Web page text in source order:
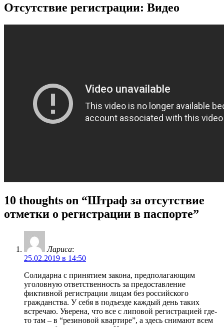
Отсутствие регистрации: Видео
10 thoughts on “Штраф за отсутствие
отметки о регистрации в паспорте”
Лариса:
25.02.2019 в 14:50
Солидарна с принятием закона, предполагающим
уголовную ответственность за предоставление
фиктивной регистрации лицам без российского
гражданства. У себя в подъезде каждый день таких
встречаю. Уверена, что все с липовой регистрацией где-
то там – в “резиновой квартире”, а здесь снимают всем